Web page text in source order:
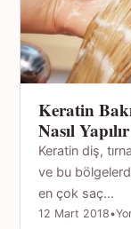
Keratin
Nasıl
Keratin diş,
ve bu
en çok saç…
12 Mart 2018•